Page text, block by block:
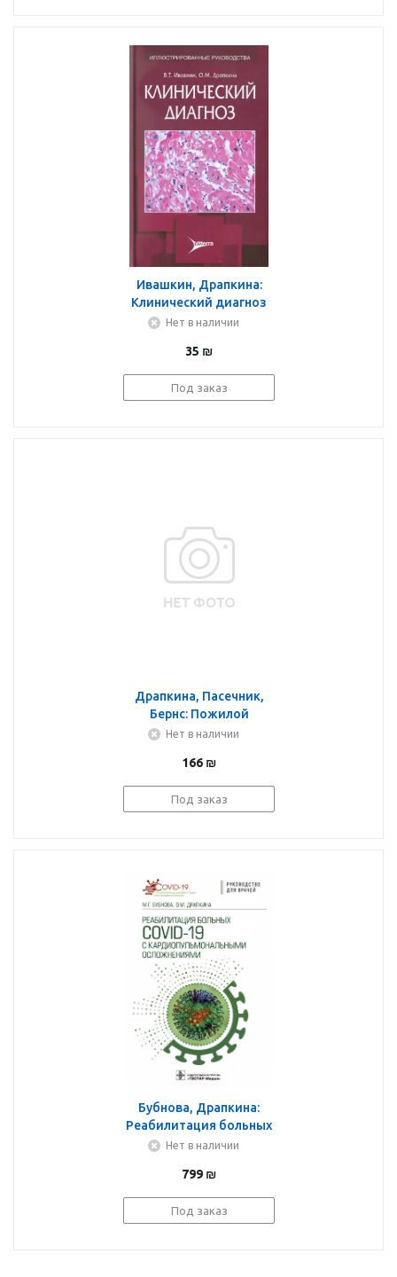
Ивашкин, Драпкина:
Клинический диагноз
Нет в наличии
35 ₪
Под заказ
Драпкина, Пасечник,
Бернс: Пожилой
пациент. От теории к
Нет в наличии
166 ₪
Под заказ
Бубнова, Драпкина:
Реабилитация больных
COVID-19 с
осложнениями.
Руководство
Нет в наличии
799 ₪
Под заказ